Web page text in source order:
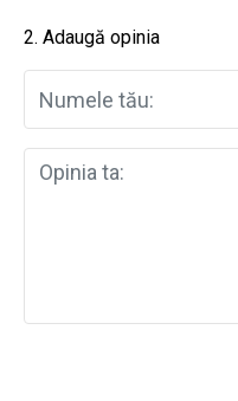
2. Adaugă opinia